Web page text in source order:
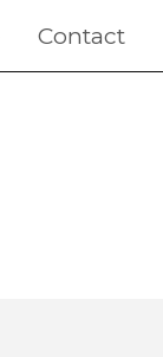
Contact